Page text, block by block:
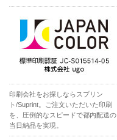
印刷会社をお探しならスプリン
ト/Suprint。ご注文いただいた印刷
を、圧倒的なスピードで都内配送の
当日納品を実現。